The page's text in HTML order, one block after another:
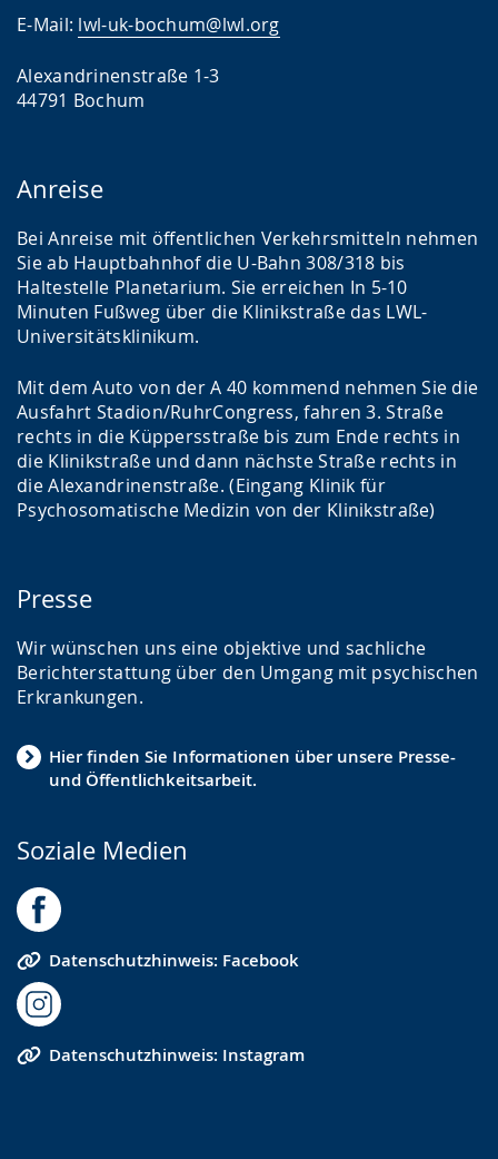
E-Mail: lwl-uk-bochum@lwl.org
Alexandrinenstraße 1-3
44791 Bochum
Anreise
Bei Anreise mit öffentlichen Verkehrsmitteln nehmen
Sie ab Hauptbahnhof die U-Bahn 308/318 bis
Haltestelle Planetarium. Sie erreichen In 5-10
Minuten Fußweg über die Klinikstraße das LWL-
Universitätsklinikum.
Mit dem Auto von der A 40 kommend nehmen Sie die
Ausfahrt Stadion/RuhrCongress, fahren 3. Straße
rechts in die Küppersstraße bis zum Ende rechts in
die Klinikstraße und dann nächste Straße rechts in
die Alexandrinenstraße. (Eingang Klinik für
Psychosomatische Medizin von der Klinikstraße)
Presse
Wir wünschen uns eine objektive und sachliche
Berichterstattung über den Umgang mit psychischen
Erkrankungen.
Hier finden Sie Informationen über unsere Presse-
und Öffentlichkeitsarbeit.
Soziale Medien
Datenschutzhinweis: Facebook
Datenschutzhinweis: Instagram